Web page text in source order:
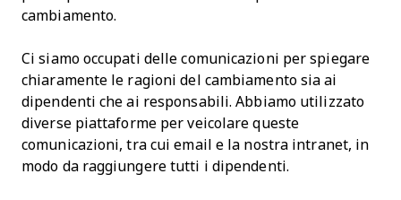
cambiamento.
Ci siamo occupati delle comunicazioni per spiegare
chiaramente le ragioni del cambiamento sia ai
dipendenti che ai responsabili. Abbiamo utilizzato
diverse piattaforme per veicolare queste
comunicazioni, tra cui email e la nostra intranet, in
modo da raggiungere tutti i dipendenti.